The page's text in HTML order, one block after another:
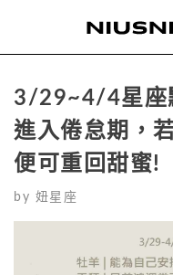
3/29~4/4星座
進入倦怠期，
便可重回甜蜜!
by 妞星座